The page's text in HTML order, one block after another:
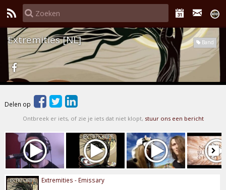
Band
Extremities [NL]
Delen op
Ontbreek er iets, of zie je iets dat niet klopt, stuur ons een bericht
Extremities - Emissary